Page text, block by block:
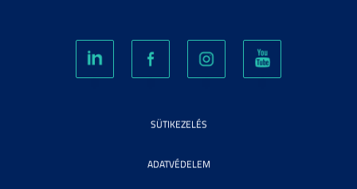
SÜTIKEZELÉS
ADATVÉDELEM